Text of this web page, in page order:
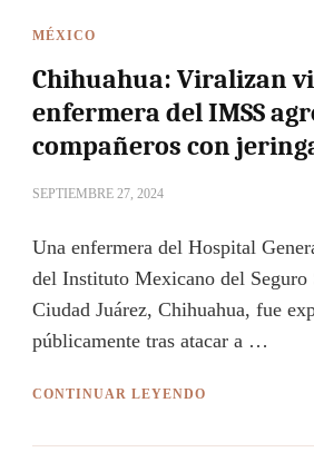
MÉXICO
Chihuahua: Viralizan
enfermera del IMSS
compañeros con
SEPTIEMBRE 27, 2024
Una enfermera del Hospital
del Instituto Mexicano del
Ciudad Juárez, Chihuahua, fue
públicamente tras atacar a …
CONTINUAR LEYENDO